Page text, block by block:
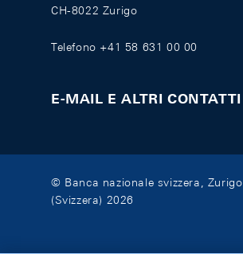
CH-8022 Zurigo
Telefono +41 58 631 00 00
E-MAIL E ALTRI CONTATTI
© Banca nazionale svizzera, Zurigo
(Svizzera) 2026